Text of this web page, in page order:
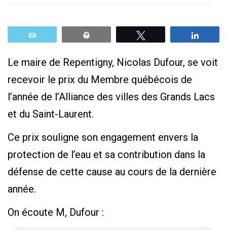
Le maire de Repentigny, Nicolas Dufour, se voit
recevoir le prix du Membre québécois de
l’année de l’Alliance des villes des Grands Lacs
et du Saint-Laurent.
Ce prix souligne son engagement envers la
protection de l’eau et sa contribution dans la
défense de cette cause au cours de la dernière
année.
On écoute M, Dufour :